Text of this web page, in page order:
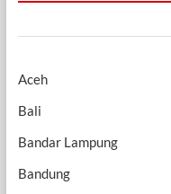
Aceh
Bali
Bandar Lampung
Bandung